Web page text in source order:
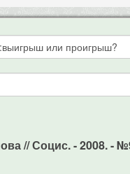
// Социс. - 2008. -